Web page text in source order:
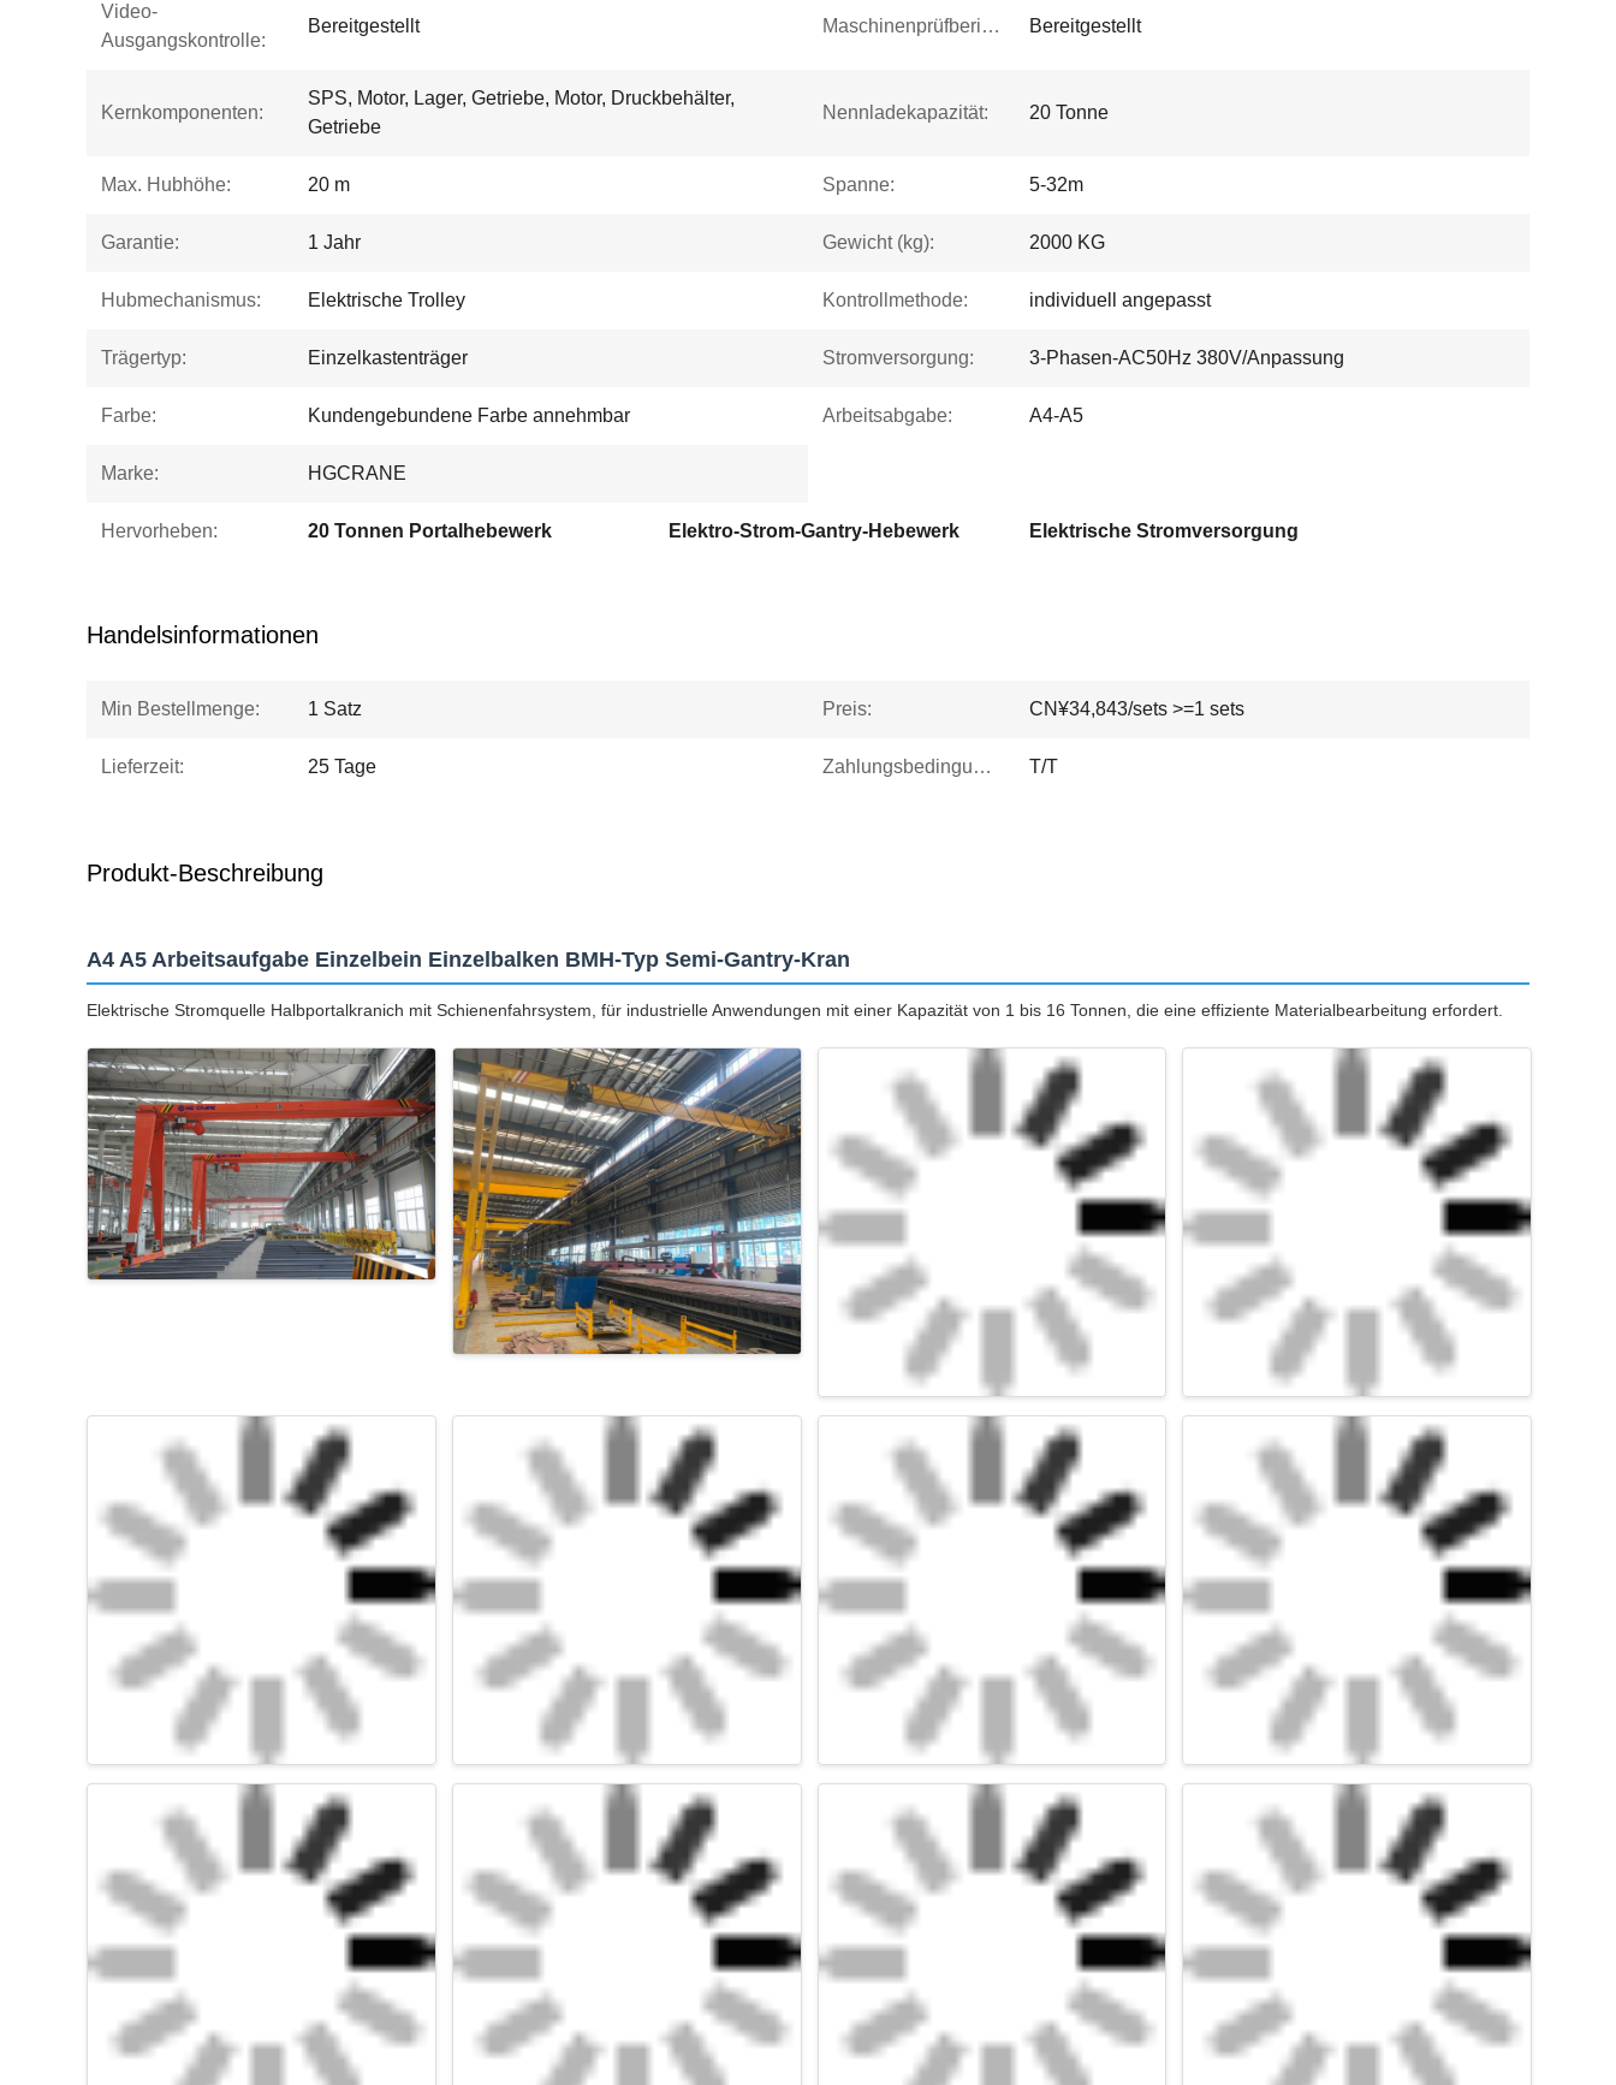
Video-
Ausgangskontrolle:
Bereitgestellt Maschinenprüfbericht: Bereitgestellt
Kernkomponenten:
SPS, Motor, Lager, Getriebe, Motor, Druckbehälter,
Getriebe
Nennladekapazität: 20 Tonne
Max. Hubhöhe: 20 m Spanne: 5-32m
Garantie: 1 Jahr Gewicht (kg): 2000 KG
Hubmechanismus: Elektrische Trolley Kontrollmethode: individuell angepasst
Trägertyp: Einzelkastenträger Stromversorgung: 3-Phasen-AC50Hz 380V/Anpassung
Farbe: Kundengebundene Farbe annehmbar Arbeitsabgabe: A4-A5
Marke: HGCRANE
Hervorheben: 20 Tonnen Portalhebewerk Elektro-Strom-Gantry-Hebewerk Elektrische Stromversorgung
Handelsinformationen
Min Bestellmenge: 1 Satz Preis: CN¥34,843/sets >=1 sets
Lieferzeit: 25 Tage Zahlungsbedingungen: T/T
Produkt-Beschreibung
A4 A5 Arbeitsaufgabe Einzelbein Einzelbalken BMH-Typ Semi-Gantry-Kran
Elektrische Stromquelle Halbportalkranich mit Schienenfahrsystem, für industrielle Anwendungen mit einer Kapazität von 1 bis 16 Tonnen, die eine effiziente Materialbearbeitung erfordert.